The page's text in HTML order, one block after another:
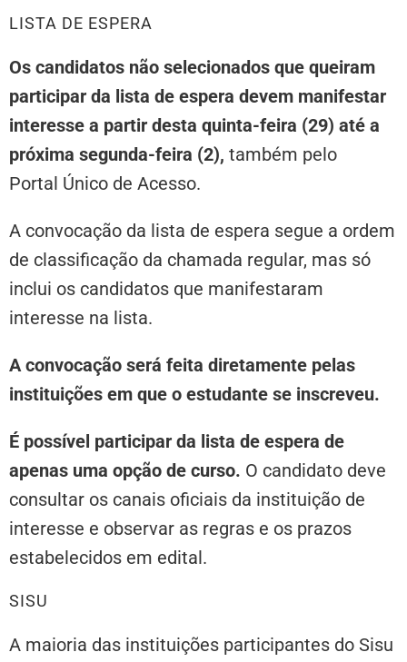
LISTA DE ESPERA
Os candidatos não selecionados que queiram
participar da lista de espera devem manifestar
interesse a partir desta quinta-feira (29) até a
próxima segunda-feira (2), também pelo
Portal Único de Acesso.
A convocação da lista de espera segue a ordem
de classificação da chamada regular, mas só
inclui os candidatos que manifestaram
interesse na lista.
A convocação será feita diretamente pelas
instituições em que o estudante se inscreveu.
É possível participar da lista de espera de
apenas uma opção de curso. O candidato deve
consultar os canais oficiais da instituição de
interesse e observar as regras e os prazos
estabelecidos em edital.
SISU
A maioria das instituições participantes do Sisu